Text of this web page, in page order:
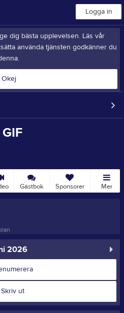
Logga in
dig bästa upplevelsen. Läs vår
använda tjänsten godkänner du
Okej
Gästbok Sponsorer Mer
2026
ut